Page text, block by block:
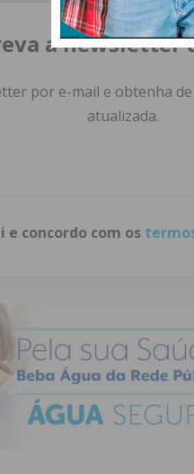
a newsletter
por e-mail e obtenha
atualizada.
e concordo com os